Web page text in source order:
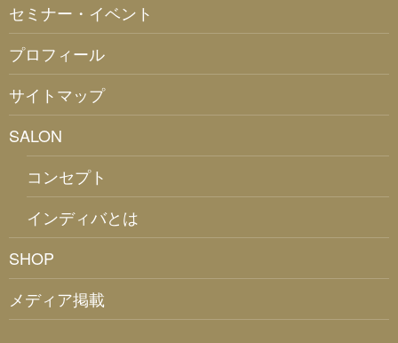
セミナー・イベント
プロフィール
サイトマップ
SALON
コンセプト
インディバとは
SHOP
メディア掲載